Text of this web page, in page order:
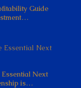
Guide
Essential Next
Next
is…